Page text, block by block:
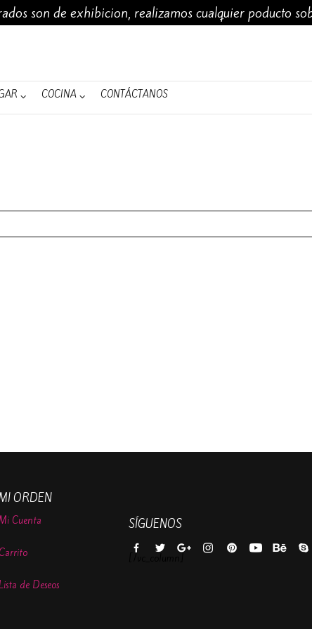
son de exhibicion, realizamos cualquier poducto
COCINA CONTÁCTANOS
ORDEN
Cuenta
Carrito
de Deseos
SÍGUENOS